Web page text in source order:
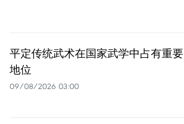
平定传统武术在国家武学中占有重要
地位
09/08/2026 03:00